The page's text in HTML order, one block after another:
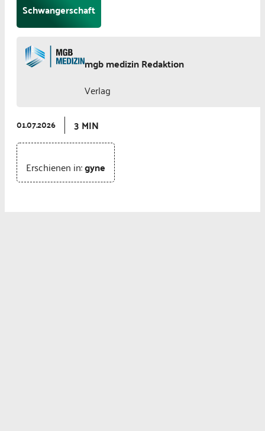
Schwangerschaft
mgb medizin Redaktion
Verlag
01.07.2026 3 MIN
Erschienen in:gyne